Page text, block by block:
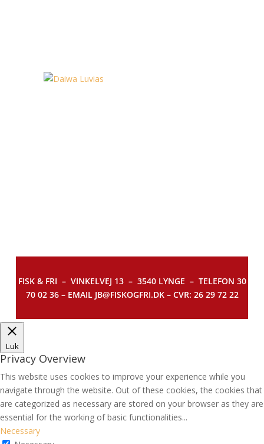
FISK & FRI – VINKELVEJ 13 – 3540 LYNGE – TELEFON 30
70 02 36 – EMAIL JB@FISKOGFRI.DK – CVR: 26 29 72 22
Luk
Privacy Overview
This website uses cookies to improve your experience while you
navigate through the website. Out of these cookies, the cookies that
are categorized as necessary are stored on your browser as they are
essential for the working of basic functionalities...
Necessary